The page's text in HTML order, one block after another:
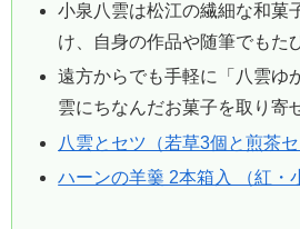
小泉八雲は松江の繊細な和菓
け、自身の作品や随筆でもた
遠方からでも手軽に「八雲ゆ
雲にちなんだお菓子を取り寄
八雲とセツ（若草3個と煎茶
ハーンの羊羹 2本箱入 （紅・